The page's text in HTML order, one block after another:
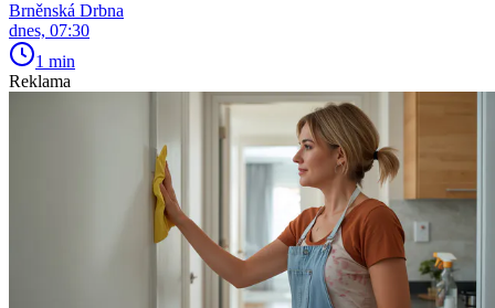
Brněnská Drbna
dnes, 07:30
1 min
Reklama